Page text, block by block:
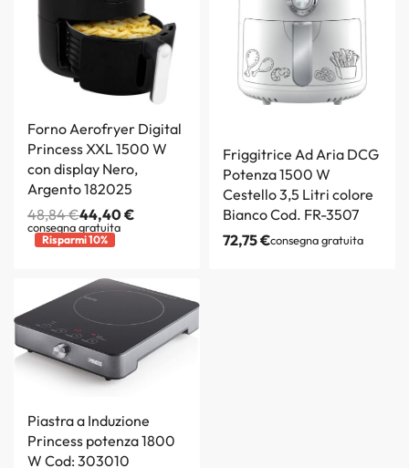
Forno Aerofryer Digital
Princess XXL 1500 W
con display Nero,
Argento 182025
48,84€44,40€
consegna gratuita
Risparmi 10%
Friggitrice Ad Aria DCG
Potenza 1500 W
Cestello 3,5 Litri colore
Bianco Cod. FR-3507
72,75€consegna gratuita
Piastra a Induzione
Princess potenza 1800
W Cod: 303010